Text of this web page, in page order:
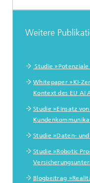
Weitere
Studie
Whitepaper »KI-
Kontext des EU AI
Studie »Einsatz
Studie »Daten-
Studie »Robotic
Blogbeitrag